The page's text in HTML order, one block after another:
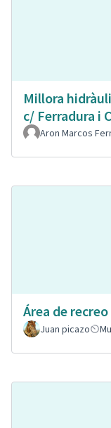
Millora
c/ Ferradura i
Aron Marcos
Área de
Juan picazo